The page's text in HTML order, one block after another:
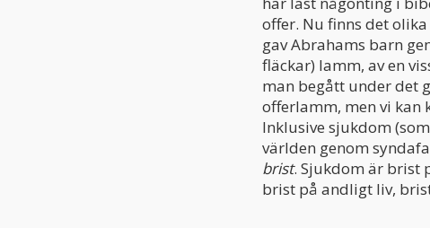
offer. Nu finns det
gav Abrahams barn
fläckar) lamm, av en
man begått under det
offerlamm, men vi kan
Inklusive sjukdom
världen genom
brist. Sjukdom är brist
brist på andligt liv,